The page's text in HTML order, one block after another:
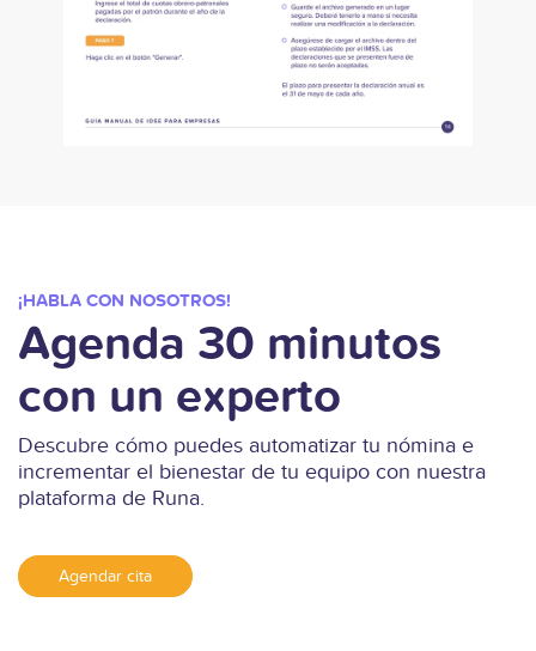
¡HABLA CON NOSOTROS!
Agenda 30 minutos
con un experto
Descubre cómo puedes automatizar tu nómina e
incrementar el bienestar de tu equipo con nuestra
plataforma de Runa.
Agendar cita